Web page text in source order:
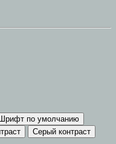
Шрифт по умолчанию
Серый контраст